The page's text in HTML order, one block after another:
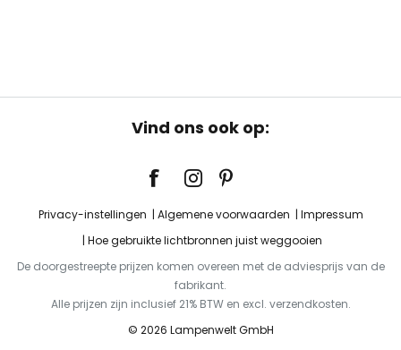
Vind ons ook op:
Privacy-instellingen Algemene voorwaarden
Impressum
Hoe gebruikte lichtbronnen juist weggooien
De doorgestreepte prijzen komen overeen met de adviesprijs van de
fabrikant.
Alle prijzen zijn inclusief 21% BTW en excl. verzendkosten.
© 2026 Lampenwelt GmbH